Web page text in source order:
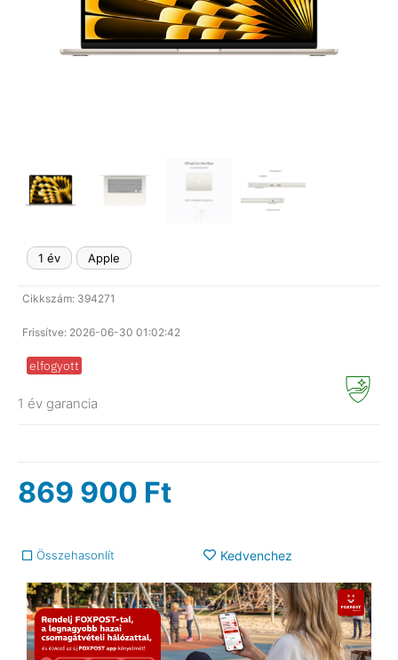
1 év Apple
Cikkszám: 394271
Frissítve: 2026-06-30 01:02:42
elfogyott
1 év garancia
869 900 Ft
Összehasonlít Kedvenchez